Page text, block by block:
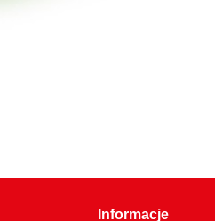
Informacje